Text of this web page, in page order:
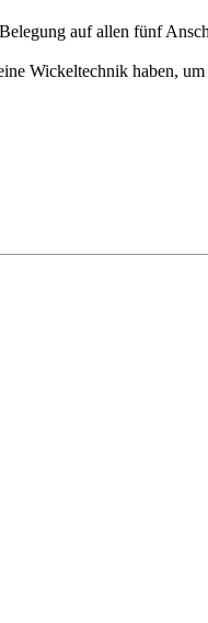
auf allen fünf
Wickeltechnik haben,